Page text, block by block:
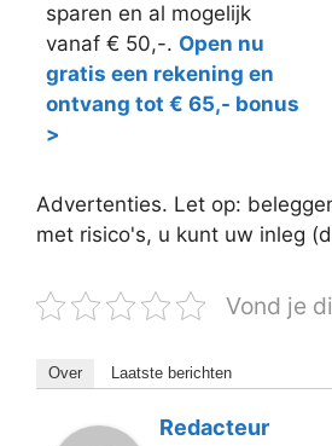
sparen en al mogelijk
vanaf € 50,-. Open nu
gratis een rekening en
ontvang tot € 65,- bonus
>
Advertenties. Let op:
met risico's, u kunt uw inleg
Vond je
Over Laatste berichten
Redacteur